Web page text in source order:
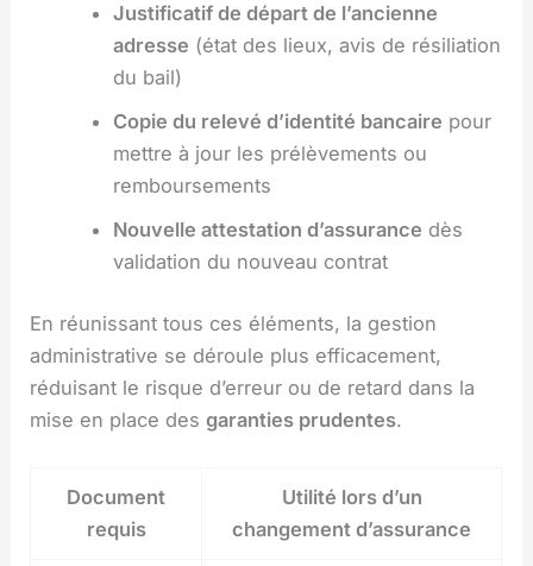
Justificatif de départ de l’ancienne
adresse (état des lieux, avis de résiliation
du bail)
Copie du relevé d’identité bancaire pour
mettre à jour les prélèvements ou
remboursements
Nouvelle attestation d’assurance dès
validation du nouveau contrat
En réunissant tous ces éléments, la gestion
administrative se déroule plus efficacement,
réduisant le risque d’erreur ou de retard dans la
mise en place desgaranties prudentes.
Document
requis
Utilité lors d’un
changement d’assurance